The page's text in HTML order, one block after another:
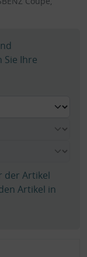
Ihre
der Artikel
Artikel in